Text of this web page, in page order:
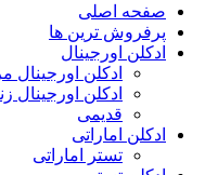
صفحه اصلی
پرفروش ترین ها
ادکلن اورجینال
ادکلن اورجینال
ادکلن اورجینال
قدیمی
ادکلن اماراتی
تستر اماراتی